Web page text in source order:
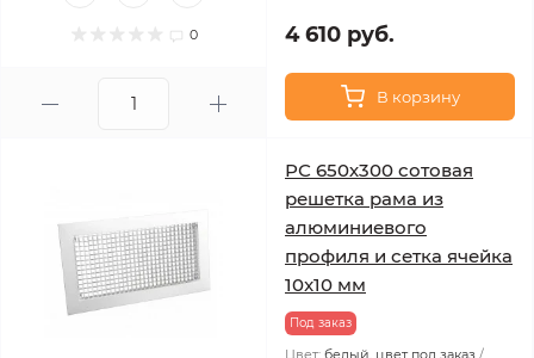
0 4 610 руб.
В корзину
РС 650х300 сотовая
решетка рама из
алюминиевого
профиля и сетка ячейка
10x10 мм
Под заказ
Цвет: белый, цвет под заказ